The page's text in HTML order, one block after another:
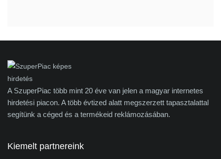
A SzuperPiac több mint 20 éve van jelen a magyar internetes
hirdetési piacon. A több évtized alatt megszerzett tapasztalattal
segítünk a céged és a termékeid reklámozásában.
Kiemelt partnereink